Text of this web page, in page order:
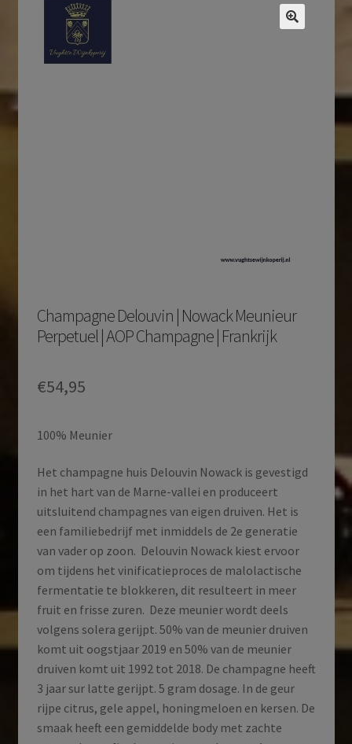
Champagne Delouvin | Nowack Meunieur
Perpetuel | AOP Champagne | Frankrijk
€54,95
100% Meunier
Het champagne huis Delouvin Nowack is gevestigd
in het hart van de Marne-vallei en produceert
uitsluitend champagnes van eigen druiven. Het is
een familiebedrijf met inmiddels de 2e generatie
van vader op zoon. Delouvin Nowack kiest ervoor
om tijdens het vinificatieproces de malolactische
fermentatie te blokkeren, dit resulteert in meer
fruit en frisse zuren. Deze meunier wordt deels
volgens solera gerijpt. 50% van de meunier druiven
komt uit oogstjaar 2019 en 50% van de meunier
druiven komt uit 1992 tot 2018. De champagne heeft
3 jaar sur latte gerijpt. 5 gram dosage. In de geur
rijpe citrus, gele appel, honingmeloen en kersen. De
smaak heeft een gemiddelde body met zachte